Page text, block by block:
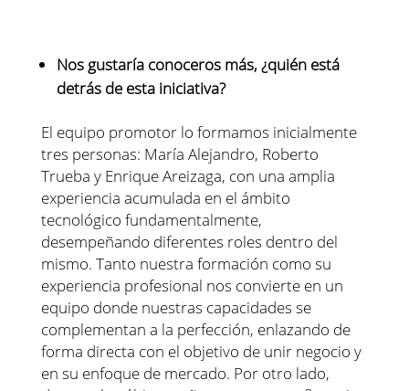
Nos gustaría conoceros más, ¿quién está
detrás de esta iniciativa?
El equipo promotor lo formamos inicialmente
tres personas: María Alejandro, Roberto
Trueba y Enrique Areizaga, con una amplia
experiencia acumulada en el ámbito
tecnológico fundamentalmente,
desempeñando diferentes roles dentro del
mismo. Tanto nuestra formación como su
experiencia profesional nos convierte en un
equipo donde nuestras capacidades se
complementan a la perfección, enlazando de
forma directa con el objetivo de unir negocio y
en su enfoque de mercado. Por otro lado,